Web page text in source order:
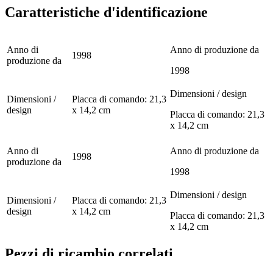
Caratteristiche d'identificazione
Anno di
produzione da
1998
Anno di produzione da
1998
Dimensioni /
design
Placca di comando: 21,3
x 14,2 cm
Dimensioni / design
Placca di comando: 21,3
x 14,2 cm
Anno di
produzione da
1998
Anno di produzione da
1998
Dimensioni /
design
Placca di comando: 21,3
x 14,2 cm
Dimensioni / design
Placca di comando: 21,3
x 14,2 cm